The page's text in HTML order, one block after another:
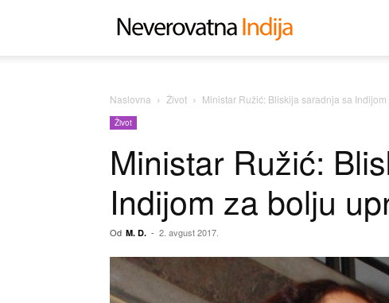
Naslovna Život Ministar Ružić: Bliskija saradnja sa
Život
Ministar Ružić:
Indijom za bolju
Od M. D. - 2. avgust 2017.